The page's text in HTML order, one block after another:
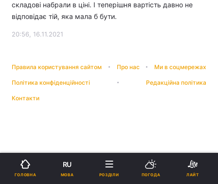
складові набрали в ціні. І теперішня вартість давно не
відповідає тій, яка мала б бути.
20:56, 16.11.2021
Правила користування сайтом Про нас Ми в соцмережах
Політика конфіденційності Редакційна політика
Контакти
ГОЛОВНА
RU
МОВА РОЗДІЛИ ПОГОДА ЛАЙТ